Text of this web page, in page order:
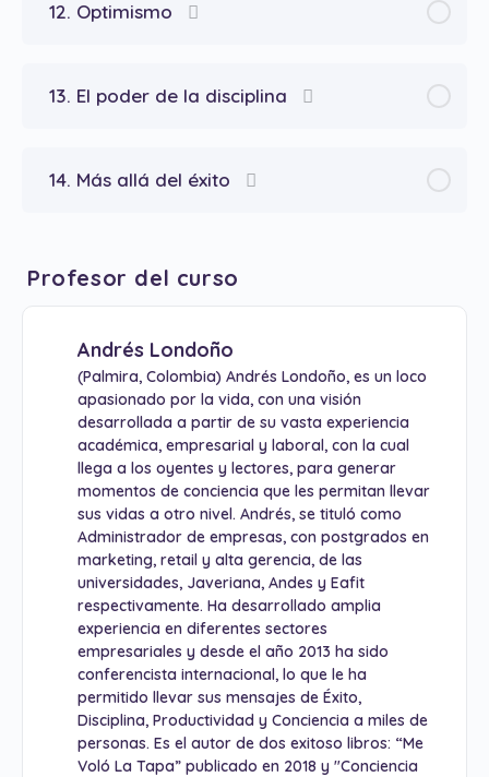
12. Optimismo
13. El poder de la disciplina
14. Más allá del éxito
Profesor del curso
Andrés Londoño
(Palmira, Colombia) Andrés Londoño, es un loco
apasionado por la vida, con una visión
desarrollada a partir de su vasta experiencia
académica, empresarial y laboral, con la cual
llega a los oyentes y lectores, para generar
momentos de conciencia que les permitan llevar
sus vidas a otro nivel. Andrés, se tituló como
Administrador de empresas, con postgrados en
marketing, retail y alta gerencia, de las
universidades, Javeriana, Andes y Eafit
respectivamente. Ha desarrollado amplia
experiencia en diferentes sectores
empresariales y desde el año 2013 ha sido
conferencista internacional, lo que le ha
permitido llevar sus mensajes de Éxito,
Disciplina, Productividad y Conciencia a miles de
personas. Es el autor de dos exitoso libros: “Me
Voló La Tapa” publicado en 2018 y "Conciencia